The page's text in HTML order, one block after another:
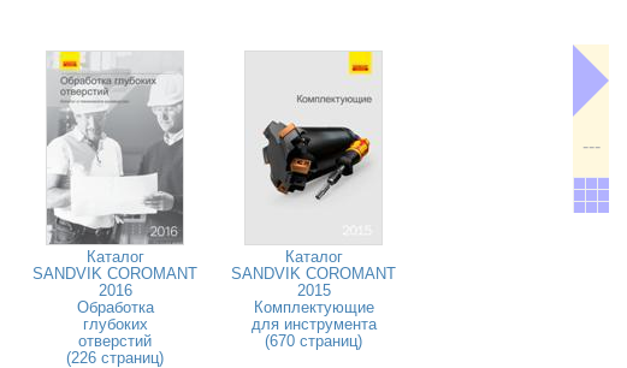
Каталог
SANDVIK COROMANT
2016
Обработка
глубоких
отверстий
(226 страниц)
Каталог
SANDVIK COROMANT
2015
Комплектующие
для инструмента
(670 страниц)
---